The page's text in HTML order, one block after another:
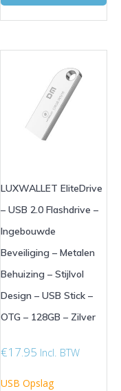
LUXWALLET EliteDrive
– USB 2.0 Flashdrive –
Ingebouwde
Beveiliging – Metalen
Behuizing – Stijlvol
Design – USB Stick –
OTG – 128GB – Zilver
€17.95 Incl. BTW
USB Opslag